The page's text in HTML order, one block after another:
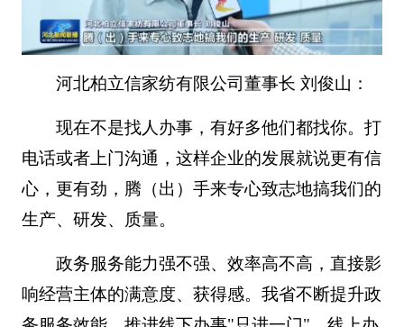
河北柏立信家纺有限公司董事长 刘俊山：
现在不是找人办事，有好多他们都找你。打
电话或者上门沟通，这样企业的发展就说更有信
心，更有劲，腾（出）手来专心致志地搞我们的
生产、研发、质量。
政务服务能力强不强、效率高不高，直接影
响经营主体的满意度、获得感。我省不断提升政